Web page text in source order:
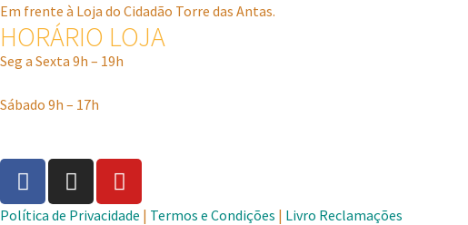
Em frente à Loja do Cidadão Torre das Antas.
HORÁRIO LOJA
Seg a Sexta 9h – 19h
Sábado 9h – 17h
Política de Privacidade | Termos e Condições | Livro Reclamações